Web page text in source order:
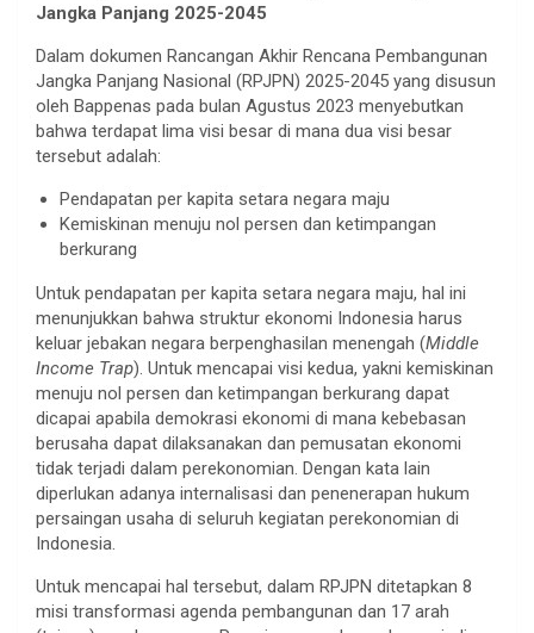
Jangka Panjang 2025-2045
Dalam dokumen Rancangan Akhir Rencana Pembangunan
Jangka Panjang Nasional (RPJPN) 2025-2045 yang disusun
oleh Bappenas pada bulan Agustus 2023 menyebutkan
bahwa terdapat lima visi besar di mana dua visi besar
tersebut adalah:
Pendapatan per kapita setara negara maju
Kemiskinan menuju nol persen dan ketimpangan
berkurang
Untuk pendapatan per kapita setara negara maju, hal ini
menunjukkan bahwa struktur ekonomi Indonesia harus
keluar jebakan negara berpenghasilan menengah (Middle
Income Trap). Untuk mencapai visi kedua, yakni kemiskinan
menuju nol persen dan ketimpangan berkurang dapat
dicapai apabila demokrasi ekonomi di mana kebebasan
berusaha dapat dilaksanakan dan pemusatan ekonomi
tidak terjadi dalam perekonomian. Dengan kata lain
diperlukan adanya internalisasi dan penenerapan hukum
persaingan usaha di seluruh kegiatan perekonomian di
Indonesia.
Untuk mencapai hal tersebut, dalam RPJPN ditetapkan 8
misi transformasi agenda pembangunan dan 17 arah